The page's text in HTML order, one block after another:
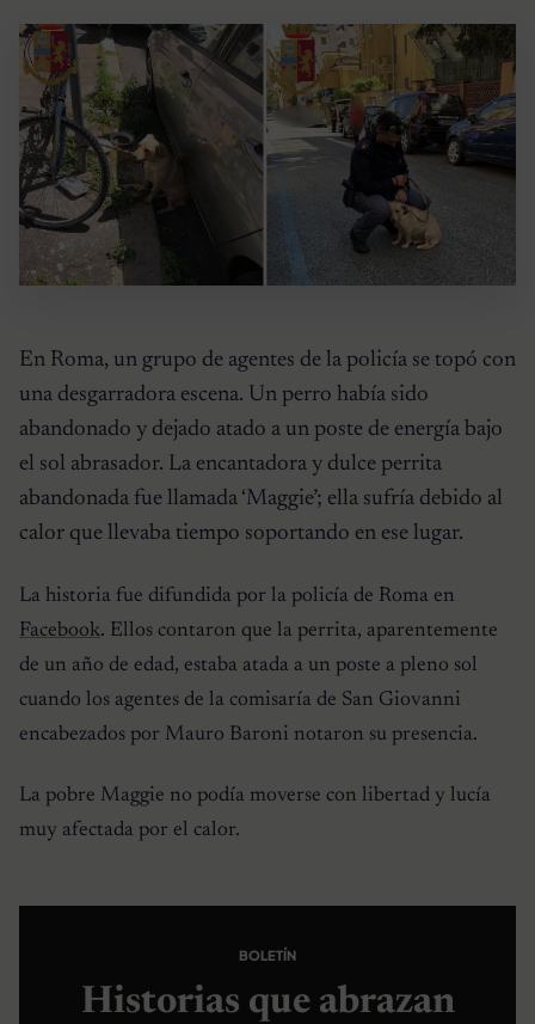
En Roma, un grupo de agentes de la policía se topó con
una desgarradora escena. Un perro había sido
abandonado y dejado atado a un poste de energía bajo
el sol abrasador. La encantadora y dulce perrita
abandonada fue llamada ‘Maggie’; ella sufría debido al
calor que llevaba tiempo soportando en ese lugar.
La historia fue difundida por la policía de Roma en
Facebook. Ellos contaron que la perrita, aparentemente
de un año de edad, estaba atada a un poste a pleno sol
cuando los agentes de la comisaría de San Giovanni
encabezados por Mauro Baroni notaron su presencia.
La pobre Maggie no podía moverse con libertad y lucía
muy afectada por el calor.
BOLETÍN
Historias que abrazan